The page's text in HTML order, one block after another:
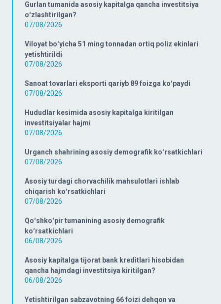
Gurlan tumanida asosiy kapitalga qancha investitsiya
oʻzlashtirilgan?
07/08/2026
Viloyat boʻyicha 51 ming tonnadan ortiq poliz ekinlari
yetishtirildi
07/08/2026
Sanoat tovarlari eksporti qariyb 89 foizga koʻpaydi
07/08/2026
Hududlar kesimida asosiy kapitalga kiritilgan
investitsiyalar hajmi
07/08/2026
Urganch shahrining asosiy demografik koʻrsatkichlari
07/08/2026
Asosiy turdagi chorvachilik mahsulotlari ishlab
chiqarish koʻrsatkichlari
07/08/2026
Qoʻshkoʻpir tumanining asosiy demografik
koʻrsatkichlari
06/08/2026
Asosiy kapitalga tijorat bank kreditlari hisobidan
qancha hajmdagi investitsiya kiritilgan?
06/08/2026
Yetishtirilgan sabzavotning 66 foizi dehqon va